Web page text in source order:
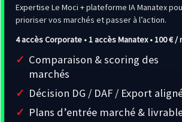
Expertise Le Moci + plateforme IA Manatex
prioriser vos marchés et passer à l’action.
4 accès Corporate • 1 accès Manatex •100 € /
Comparaison & scoring des
marchés
Décision DG / DAF / Export
Plans d’entrée marché &